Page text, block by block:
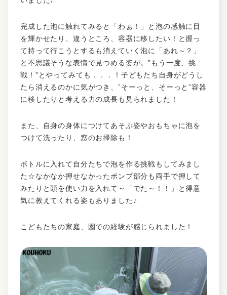
完成した泡に触れてみると「わぁ！」と泡の感触に目
を輝かせたり、違うところ、容器に移したい！と握っ
て持って行こうとするも消えていく泡に「あれ～？」
と不思議そうな表情で見つめる姿が。”もう一度、挑
戦！”とやってみても．．．！子どもたち自身がどうし
たら消えるのかに気がつき、”そーっと、そーっと”容器
に移したりと考える力の成長も見られました！
また、自身の身体につけてあそぶ姿やおもちゃに泡を
つけて洗ったり、窓のお掃除も！
ボトルに入れて自分たちで泡を作る挑戦もしてみまし
た☆なかなか押せなかったポンプ部分も両手で押して
みたりと頭を使い力を入れて～「でた～！！」と得意
気に教えてくれる姿もありました♪
こどもたちの家庭、園での経験が感じられました！